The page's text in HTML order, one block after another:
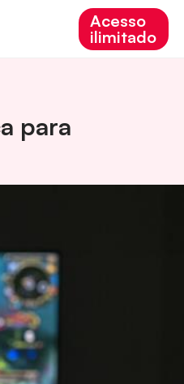
Acesso
ilimitado
para